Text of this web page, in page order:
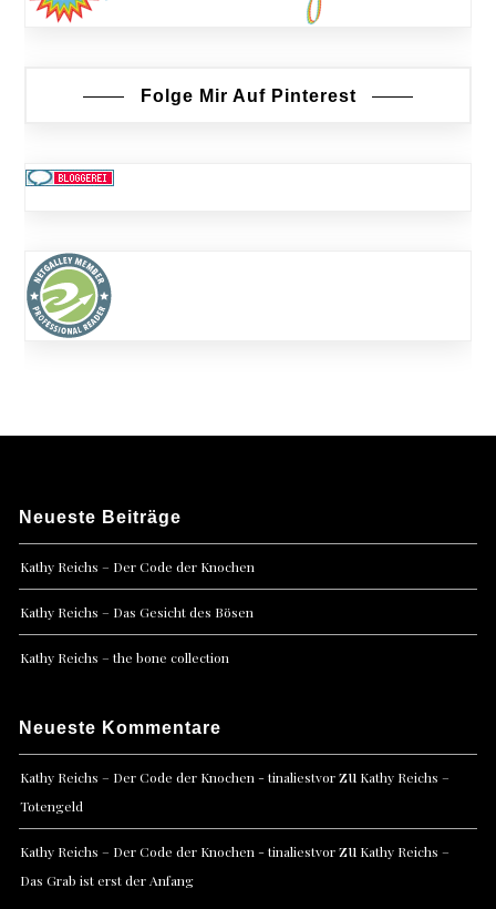
Folge Mir Auf Pinterest
Neueste Beiträge
Kathy Reichs – Der Code der Knochen
Kathy Reichs – Das Gesicht des Bösen
Kathy Reichs – the bone collection
Neueste Kommentare
Kathy Reichs – Der Code der Knochen - tinaliestvorzu Kathy Reichs –
Totengeld
Kathy Reichs – Der Code der Knochen - tinaliestvorzu Kathy Reichs –
Das Grab ist erst der Anfang